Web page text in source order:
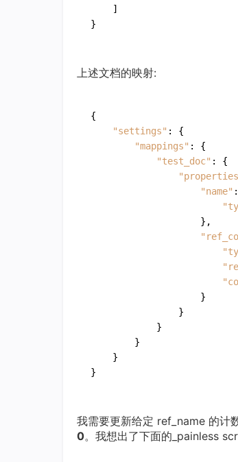
    ]
上述文档的映射:
{
"settings" :
{
"mappings" :
{
"test_doc" :
{
"name" :
} ,
}
}
}
}
}
}
我需要更新给定 ref_name 的计
0。我想出了下面的_painless